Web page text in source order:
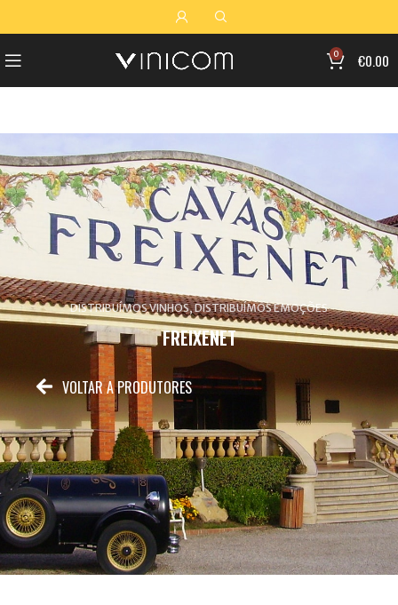
0 €0.00
DISTRIBUÍMOS VINHOS, DISTRIBUÍMOS EMOÇÕES
FREIXENET
VOLTAR A PRODUTORES